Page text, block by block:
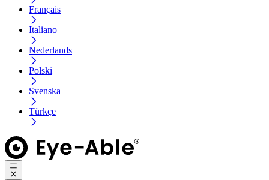
Français
Italiano
Nederlands
Polski
Svenska
Türkçe